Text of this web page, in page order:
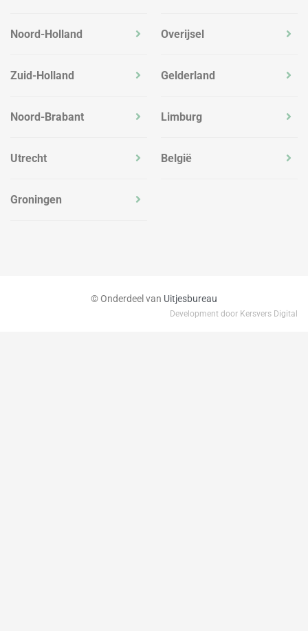
Noord-Holland
Zuid-Holland
Noord-Brabant
Utrecht
Groningen
Overijsel
Gelderland
Limburg
België
© Onderdeel van Uitjesbureau
Development door Kersvers Digital